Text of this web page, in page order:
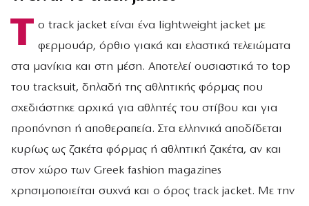
Τ ο track jacket είναι ένα lightweight jacket με
φερμουάρ, όρθιο γιακά και ελαστικά τελειώματα
στα μανίκια και στη μέση. Αποτελεί ουσιαστικά το top
του tracksuit, δηλαδή της αθλητικής φόρμας που
σχεδιάστηκε αρχικά για αθλητές του στίβου και για
προπόνηση ή αποθεραπεία. Στα ελληνικά αποδίδεται
κυρίως ως ζακέτα φόρμας ή αθλητική ζακέτα, αν και
στον χώρο των Greek fashion magazines
χρησιμοποιείται συχνά και ο όρος track jacket. Με την